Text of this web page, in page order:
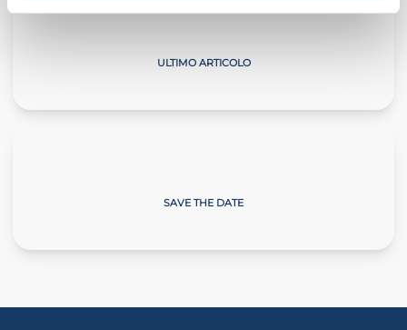
ULTIMO ARTICOLO
SAVE THE DATE